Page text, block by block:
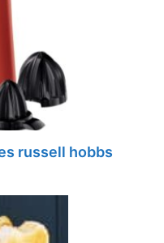
russell hobbs